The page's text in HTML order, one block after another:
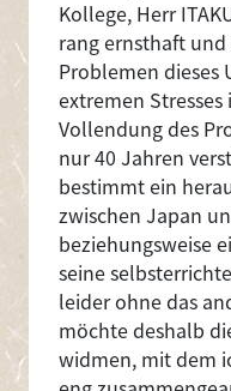
Kollege, Herr
rang ernsthaft
Problemen dieses
extremen
Vollendung des
nur 40 Jahren
bestimmt ein
zwischen Japan
beziehungsweise
seine
leider ohne das
möchte deshalb
widmen, mit dem